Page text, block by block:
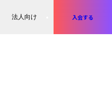
法人向け 入会する